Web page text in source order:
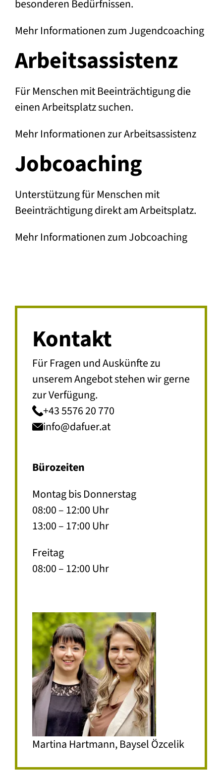
besonderen Bedürfnissen.
Mehr Informationen zum Jugendcoaching
Arbeits­assistenz
Für Menschen mit Beeinträchtigung die
einen Arbeitsplatz suchen.
Mehr Informationen zur Arbeitsassistenz
Job­coaching
Unterstützung für Menschen mit
Beeinträchtigung direkt am Arbeitsplatz.
Mehr Informationen zum Jobcoaching
Kontakt
Für Fragen und Auskünfte zu
unserem Angebot stehen wir gerne
zur Verfügung.
+43 5576 20 770
info@dafuer.at
Bürozeiten
Montag bis Donnerstag
08:00 – 12:00 Uhr
13:00 – 17:00 Uhr
Freitag
08:00 – 12:00 Uhr
Martina Hartmann, Baysel Özcelik